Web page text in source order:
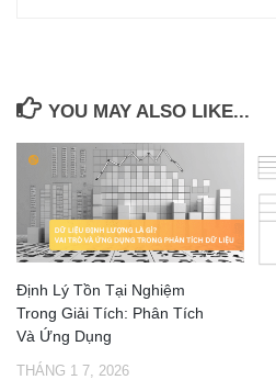
YOU MAY ALSO LIKE...
Định Lý Tồn Tại Nghiệm
Trong Giải Tích: Phân Tích
Và Ứng Dụng
THÁNG 1 7, 2026